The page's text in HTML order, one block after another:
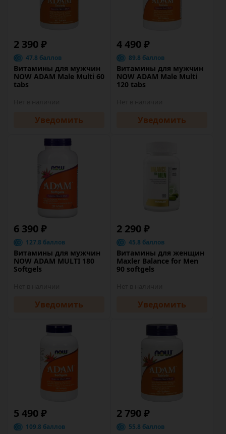
2 390 ₽
47.8 баллов
Витамины для мужчин
NOW ADAM Male Multi 60
tabs
Уведомить
4 490 ₽
89.8 баллов
Витамины для мужчин
NOW ADAM Male Multi
120 tabs
Уведомить
6 390 ₽
127.8 баллов
Витамины для мужчин
NOW ADAM MULTI 180
Softgels
Уведомить
2 290 ₽
45.8 баллов
Витамины для женщин
Maxler Balance for Men
90 softgels
Уведомить
5 490 ₽
109.8 баллов
2 790 ₽
55.8 баллов